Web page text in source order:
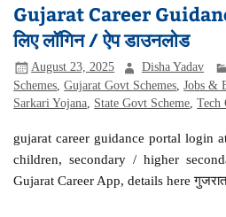
Gujarat Career
लिए लॉगिन / ऐप डाउनलोड
August 23, 2025 Disha Yadav
Schemes ,Gujarat Govt Schemes ,Jobs &
Sarkari Yojana State Govt Scheme ,Tech
gujarat career guidance portal login
children, secondary / higher
Gujarat Career App, details here गुजरात